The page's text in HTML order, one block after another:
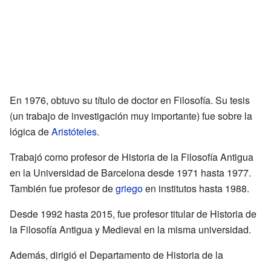
En 1976, obtuvo su título de doctor en Filosofía. Su tesis
(un trabajo de investigación muy importante) fue sobre la
lógica deAristóteles.
Trabajó como profesor de Historia de la Filosofía Antigua
en la Universidad de Barcelona desde 1971 hasta 1977.
También fue profesor degriegoen institutos hasta 1988.
Desde 1992 hasta 2015, fue profesor titular de Historia de
la Filosofía Antigua y Medieval en la misma universidad.
Además, dirigió el Departamento de Historia de la